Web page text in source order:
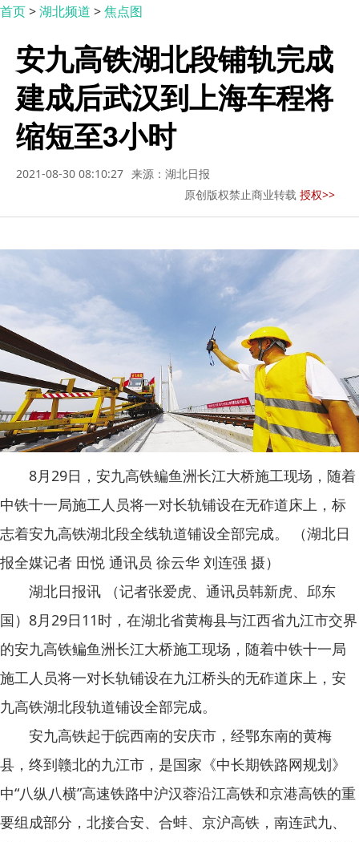
首页>湖北频道 >焦点图
安九高铁湖北段铺轨完成
建成后武汉到上海车程将
缩短至3小时
2021-08-30 08:10:27 来源：湖北日报
原创版权禁止商业转载 授权>>
8月29日，安九高铁鳊鱼洲长江大桥施工现场，随着
中铁十一局施工人员将一对长轨铺设在无砟道床上，标
志着安九高铁湖北段全线轨道铺设全部完成。 （湖北日
报全媒记者 田悦 通讯员 徐云华 刘连强 摄）
湖北日报讯 （记者张爱虎、通讯员韩新虎、邱东
国）8月29日11时，在湖北省黄梅县与江西省九江市交界
的安九高铁鳊鱼洲长江大桥施工现场，随着中铁十一局
施工人员将一对长轨铺设在九江桥头的无砟道床上，安
九高铁湖北段轨道铺设全部完成。
安九高铁起于皖西南的安庆市，经鄂东南的黄梅
县，终到赣北的九江市，是国家《中长期铁路网规划》
中“八纵八横”高速铁路中沪汉蓉沿江高铁和京港高铁的重
要组成部分，北接合安、合蚌、京沪高铁，南连武九、